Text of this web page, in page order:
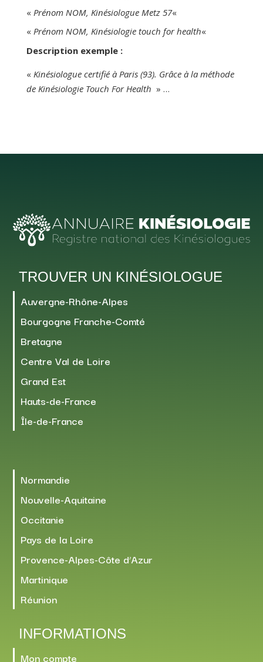
« Prénom NOM, Kinésiologue Metz 57«
« Prénom NOM, Kinésiologie touch for health«
Description exemple :
« Kinésiologue certifié à Paris (93). Grâce à la méthode
de Kinésiologie Touch For Health » …
TROUVER UN KINÉSIOLOGUE
Auvergne-Rhône-Alpes
Bourgogne Franche-Comté
Bretagne
Centre Val de Loire
Grand Est
Hauts-de-France
Île-de-France
Normandie
Nouvelle-Aquitaine
Occitanie
Pays de la Loire
Provence-Alpes-Côte d’Azur
Martinique
Réunion
INFORMATIONS
Mon compte